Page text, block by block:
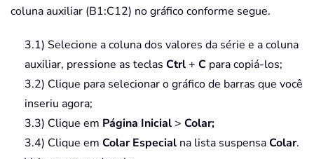
coluna auxiliar (B1:C12) no gráfico conforme segue.
3.1) Selecione a coluna dos valores da série e a coluna
auxiliar, pressione as teclas Ctrl+ C para copiá-los;
3.2) Clique para selecionar o gráfico de barras que você
inseriu agora;
3.3) Clique em Página Inicial > Colar;
3.4) Clique em Colar Especial na lista suspensaColar.